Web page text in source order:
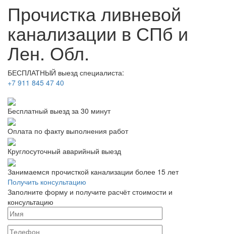
Прочистка ливневой
канализации в СПб и
Лен. Обл.
БЕСПЛАТНЫЙ выезд специалиста:
+7 911 845 47 40
Бесплатный выезд за 30 минут
Оплата по факту выполнения работ
Круглосуточный аварийный выезд
Занимаемся прочисткой канализации более 15 лет
Получить консультацию
Заполните форму и получите расчёт стоимости и
консультацию